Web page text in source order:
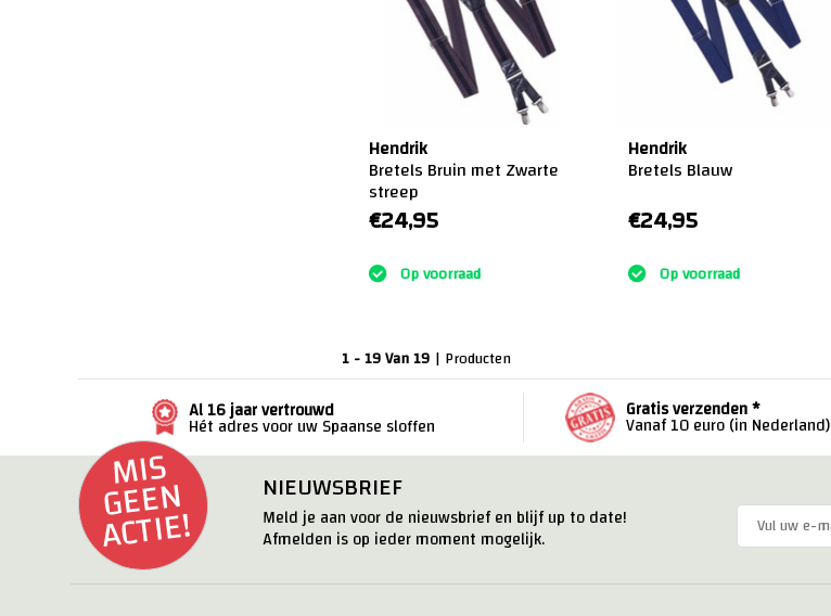
Hendrik
Bretels Bruin met Zwarte
streep
€24,95
Op voorraad
Hendrik
Bretels Blauw
€24,95
Op voorraad
1 - 19 Van 19 | Producten
Al 16 jaar vertrouwd
Hét adres voor uw Spaanse sloffen
Gratis verzenden *
Vanaf 10 euro (in Nederland)
MI
S
G
E
E
N
ACTI
E!
NIEUWSBRIEF
Meld je aan voor de nieuwsbrief en blijf up to date!
Afmelden is op ieder moment mogelijk.